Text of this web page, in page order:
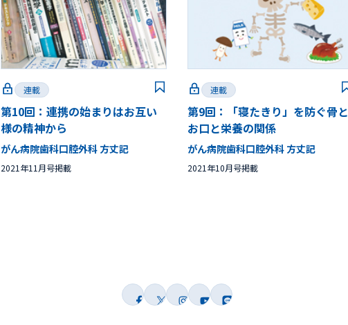
連載
第10回：連携の始まりはお互い
様の精神から
がん病院歯科口腔外科 方丈記
2021年11月号掲載
連載
第9回：「寝たきり」を防ぐ骨と
お口と栄養の関係
がん病院歯科口腔外科 方丈記
2021年10月号掲載